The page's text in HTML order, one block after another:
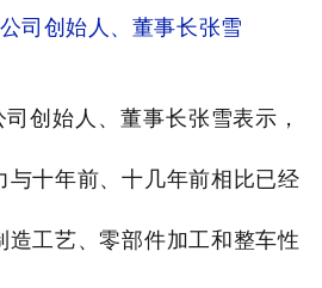
司创始人、董事长张雪
创始人、董事长张雪表示，
与十年前、十几年前相比已经
造工艺、零部件加工和整车性